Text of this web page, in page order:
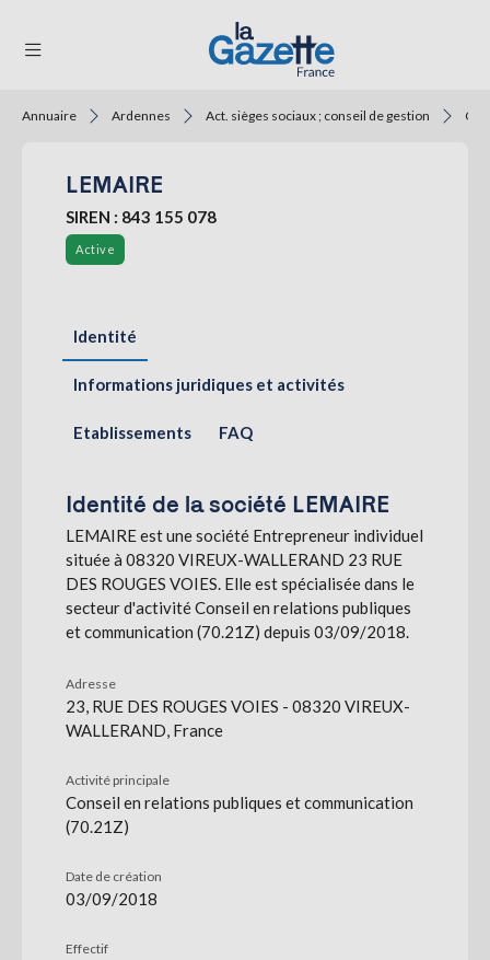
RÉGIONS
FORMATS
SERVICES
S'abonner
Annuaire Ardennes Act. sièges sociaux ; conseil de gestion
LEMAIRE
SIREN : 843 155 078
Active
Identité
Informations juridiques et activités
Etablissements FAQ
Identité de la société LEMAIRE
LEMAIRE est une société Entrepreneur individuel
située à 08320 VIREUX-WALLERAND 23 RUE
DES ROUGES VOIES. Elle est spécialisée dans le
secteur d'activité Conseil en relations publiques
et communication (70.21Z) depuis 03/09/2018.
Adresse
23, RUE DES ROUGES VOIES - 08320 VIREUX-
WALLERAND, France
Activité principale
Conseil en relations publiques et communication
(70.21Z)
Date de création
03/09/2018
Effectif